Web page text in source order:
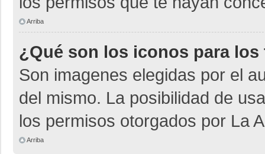
Arriba
¿Qué son los iconos para los
Son imagenes elegidas por el
del mismo. La posibilidad de
los permisos otorgados por La
Arriba